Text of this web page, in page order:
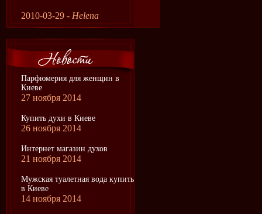
2010-03-29 - Helena
Парфюмерия для женщин в
Киеве
27 ноября 2014
Купить духи в Киеве
26 ноября 2014
Интернет магазин духов
21 ноября 2014
Мужская туалетная вода купить
в Киеве
14 ноября 2014